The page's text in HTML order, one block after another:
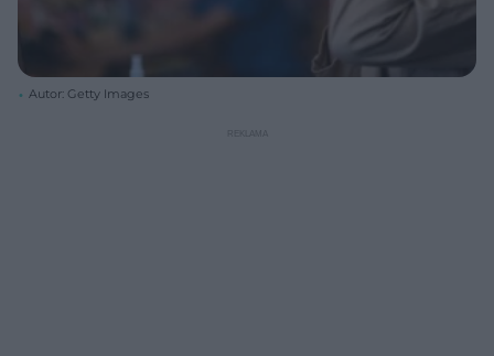
Autor: Getty Images